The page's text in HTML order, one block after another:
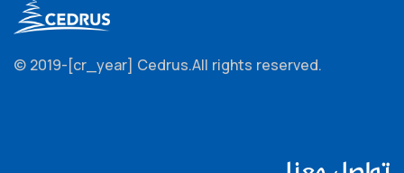
© 2019-[cr_year] Cedrus.All rights reserved.